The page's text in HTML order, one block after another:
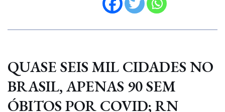
QUASE SEIS MIL CIDADES NO
BRASIL, APENAS 90 SEM
ÓBITOS POR COVID; RN